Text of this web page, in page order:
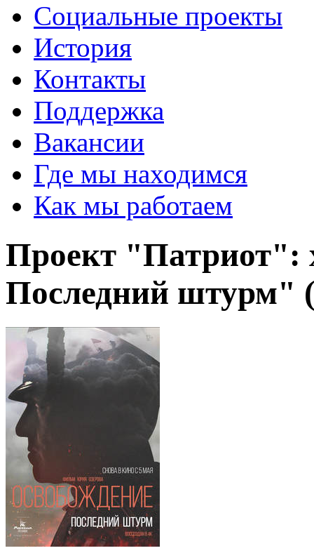
Социальные проекты
История
Контакты
Поддержка
Вакансии
Где мы находимся
Как мы работаем
Проект "Патриот":
Последний штурм"